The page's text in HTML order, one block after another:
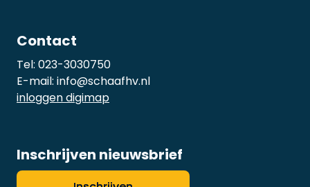
Contact
Tel: 023-3030750
E-mail: info@schaafhv.nl
inloggen digimap
Inschrijven nieuwsbrief